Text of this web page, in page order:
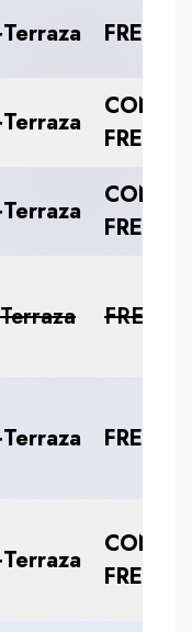
FRENTE
FRENTE
FRENTE
FRENTE
FRENTE
FRENTE